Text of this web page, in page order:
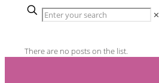
✕
There are no posts on the list.